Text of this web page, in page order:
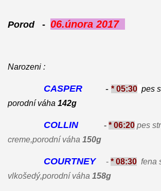
Porod - 06.února 2017
Narozeni :
CASPER - * 05:30 pes
porodní váha 142g
COLLIN - * 06:20 pes
creme,porodní váha 150g
COURTNEY - * 08:30 fena
vlkošedý,porodní váha 158g